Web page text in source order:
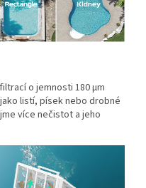
o jemnosti 180 μm
listí, písek nebo drobné
více nečistot a jeho